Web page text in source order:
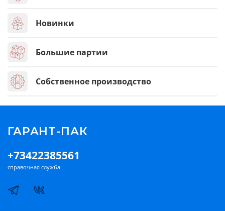
Новинки
Большие партии
Собственное производство
+73422385561
справочная служба
ГАРАНТ-ПАК